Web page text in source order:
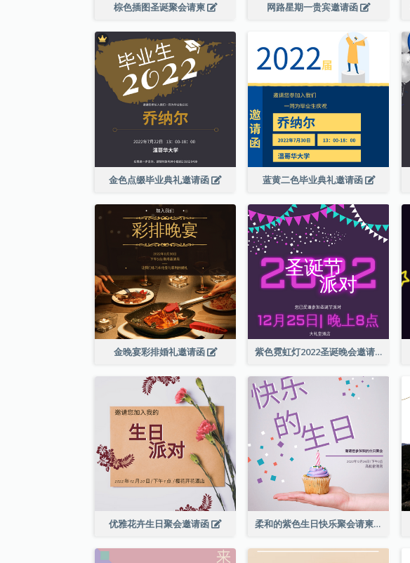
棕色插图圣诞聚会请柬 网路星期一贵宾邀请函
金色点缀毕业典礼邀请函 蓝黄二色毕业典礼邀请函
金晚宴彩排婚礼邀请函 紫色霓虹灯2022圣诞晚会邀请函
优雅花卉生日聚会邀请函 柔和的紫色生日快乐聚会请柬